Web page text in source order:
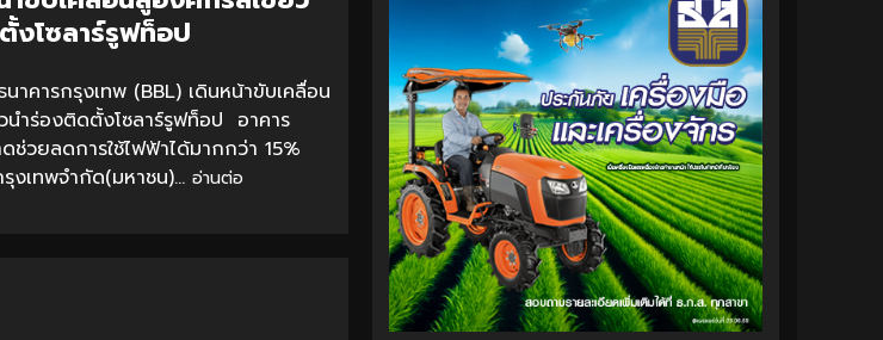
งโซลาร์รูฟท็อป
าคารกรุงเทพ (BBL) เดินหน้าขับเคลื่อน
นำร่องติดตั้งโซลาร์รูฟท็อป อาคาร
ช่วยลดการใช้ไฟฟ้าได้มากกว่า 15%
งเทพจำกัด(มหาชน)... อ่านต่อ